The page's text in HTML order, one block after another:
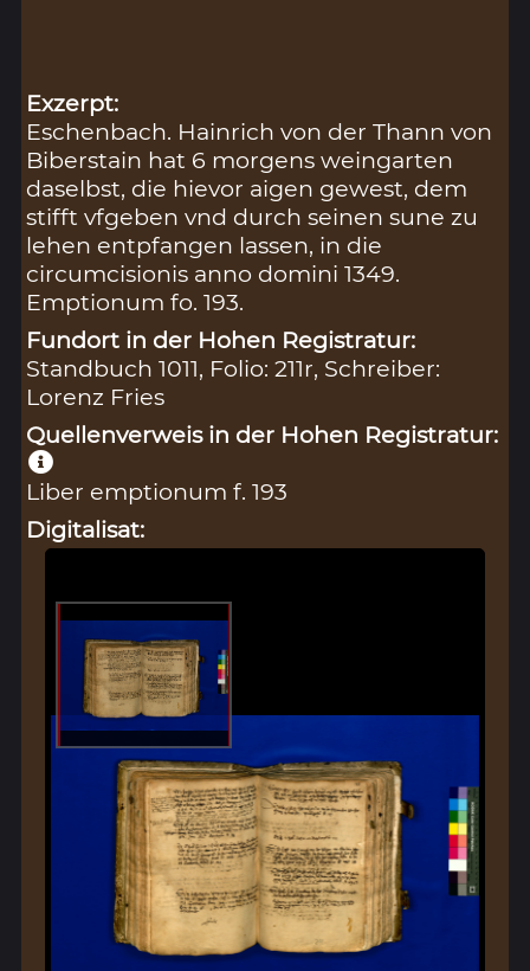
Exzerpt:
Eschenbach. Hainrich von der Thann von
Biberstain hat 6 morgens weingarten
daselbst, die hievor aigen gewest, dem
stifft vfgeben vnd durch seinen sune zu
lehen entpfangen lassen, in die
circumcisionis anno domini 1349.
Emptionum fo. 193.
Fundort in der Hohen Registratur:
Standbuch 1011, Folio: 211r, Schreiber:
Lorenz Fries
Quellenverweis in der Hohen Registratur:
Liber emptionum f. 193
Digitalisat: